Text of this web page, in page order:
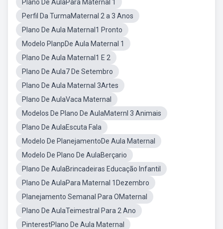
Plano De AulaPara Maternal 1
Perfil Da TurmaMaternal 2 a 3 Anos
Plano De Aula Maternal1 Pronto
Modelo PlanpDe Aula Maternal 1
Plano De Aula Maternal1 E 2
Plano De Aula7 De Setembro
Plano De Aula Maternal 3Artes
Plano De AulaVaca Maternal
Modelos De Plano De AulaMaternl 3 Animais
Plano De AulaEscuta Fala
Modelo De PlanejamentoDe Aula Maternal
Modelo De Plano De AulaBerçario
Plano De AulaBrincadeiras Educação Infantil
Plano De AulaPara Maternal 1Dezembro
Planejamento Semanal Para OMaternal
Plano De AulaTeimestral Para 2 Ano
PinterestPlano De Aula Maternal